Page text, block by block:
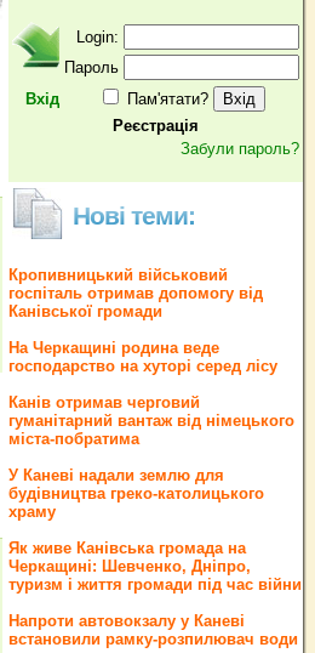
Вхід
Login:
Пароль
Пам'ятати?
Реєстрація
Забули пароль?
Нові теми:
Кропивницький військовий
госпіталь отримав допомогу від
Канівської громади
На Черкащині родина веде
господарство на хуторі серед лісу
Канів отримав черговий
гуманітарний вантаж від німецького
міста-побратима
У Каневі надали землю для
будівництва греко‐католицького
храму
Як живе Канівська громада на
Черкащині: Шевченко, Дніпро,
туризм і життя громади під час війни
Напроти автовокзалу у Каневі
встановили рамку-розпилювач води